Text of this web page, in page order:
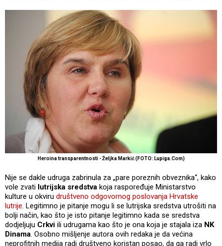
Heroina transparentnosti - Željka Markić (FOTO: Lupiga.Com)
Nije se dakle udruga zabrinula za „pare poreznih obveznika“, kako
vole zvati lutrijska sredstva koja raspoređuje Ministarstvo
kulture u okviru društveno odgovornog poslovanja Hrvatske
lutrije. Legitimno je pitanje mogu li se lutrijska sredstva utrošiti na
bolji način, kao što je isto pitanje legitimno kada se sredstva
dodjeljuju Crkvi ili udrugama kao što je ona koja je stajala iza NK
Dinama. Osobno mišljenje autora ovih redaka je da većina
neprofitnih medija radi društveno koristan posao, da ga radi vrlo